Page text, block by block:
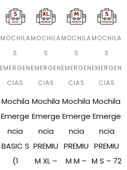
MOCHILA
S
EMERGEN
CIAS
Mochila
Emerge
ncia
BASIC S
(1
MOCHILA
S
EMERGEN
CIAS
Mochila
Emerge
ncia
PREMIU
M XL –
MOCHILA
S
EMERGEN
CIAS
Mochila
Emerge
ncia
PREMIU
M M –
MOCHILA
S
EMERGEN
CIAS
Mochila
Emerge
ncia
PREMIU
M S – 72